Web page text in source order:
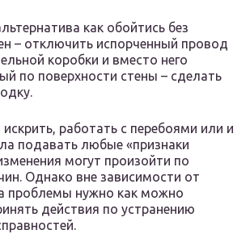
как обойтись без
– отключить испорченный провод
коробки и вместо него
по поверхности стены – сделать
работать с перебоями или и
подавать любые «признаки
могут произойти по
Однако вне зависимости от
проблемы нужно как можно
действия по устранению